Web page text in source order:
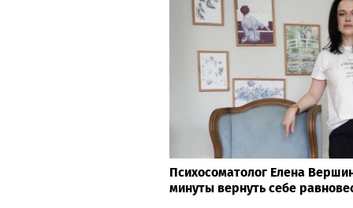
Психосоматолог Елена
минуты вернуть себе